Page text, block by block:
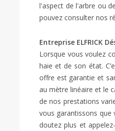
l'aspect de l'arbre ou
pouvez consulter nos
Entreprise ELFRICK
Lorsque vous voulez
haie et de son état.
offre est garantie et
au mètre linéaire et le
de nos prestations
vous garantissons que
doutez plus et